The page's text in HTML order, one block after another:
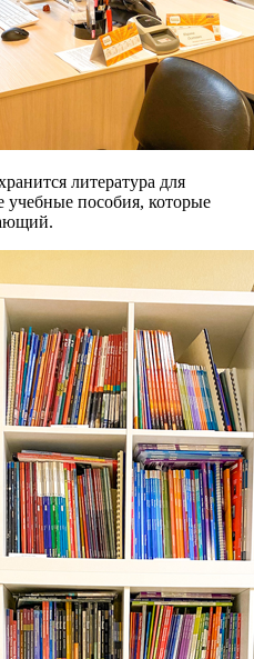
литература для
учебные пособия, которые